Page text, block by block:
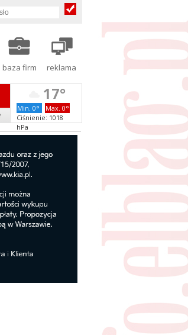
baza firm reklama
17°
Min. 0°
Max. 0°
Ciśnienie: 1018
hPa